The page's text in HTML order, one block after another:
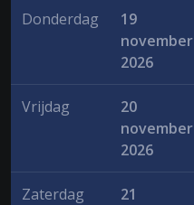
Donderdag
19
november
2026
Vrijdag
20
november
2026
Zaterdag
21